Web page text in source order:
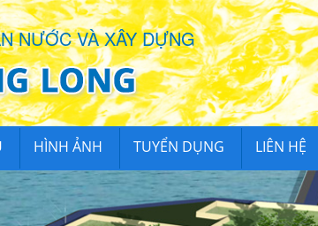
NƯỚC VÀ XÂY DỰNG
HÌNH ẢNH TUYỂN DỤNG LIÊN HỆ